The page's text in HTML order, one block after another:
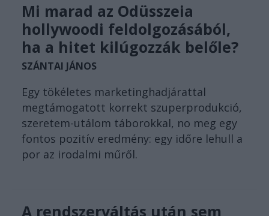
Mi marad az Odüsszeia
hollywoodi feldolgozásából,
ha a hitet kilúgozzák belőle?
SZÁNTAI JÁNOS
Egy tökéletes marketinghadjárattal
megtámogatott korrekt szuperprodukció,
szeretem-utálom táborokkal, no meg egy
fontos pozitív eredmény: egy időre lehull a
por az irodalmi műről.
A rendszerváltás után sem